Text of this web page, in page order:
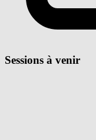
Sessions à venir